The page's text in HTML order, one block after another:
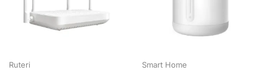
Ruteri Smart Home